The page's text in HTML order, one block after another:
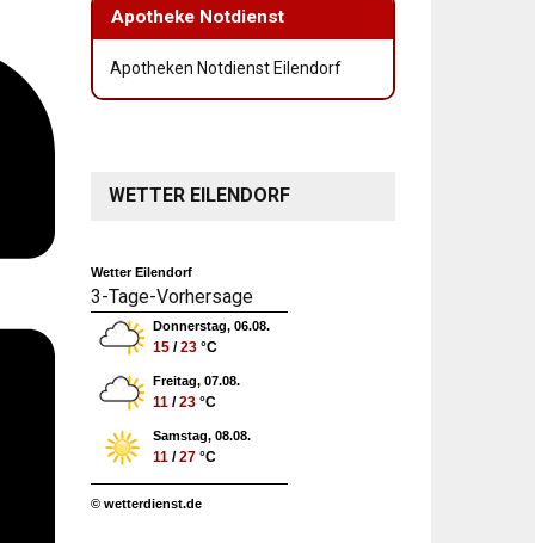
Apotheke Notdienst
Apotheken Notdienst Eilendorf
WETTER EILENDORF
Wetter Eilendorf
3-Tage-Vorhersage
Donnerstag, 06.08.
15 /23 °C
Freitag, 07.08.
11 /23 °C
Samstag, 08.08.
11 /27 °C
© wetterdienst.de